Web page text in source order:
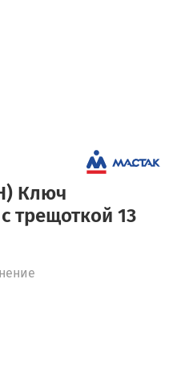
Ключ
трещоткой 13